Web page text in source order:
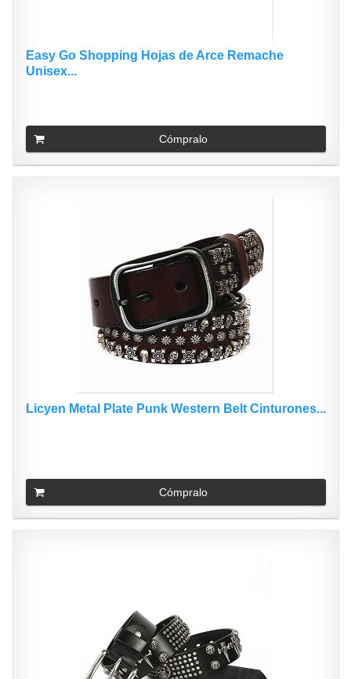
Easy Go Shopping Hojas de Arce Remache
Unisex...
Cómpralo
Licyen Metal Plate Punk Western Belt Cinturones...
Cómpralo